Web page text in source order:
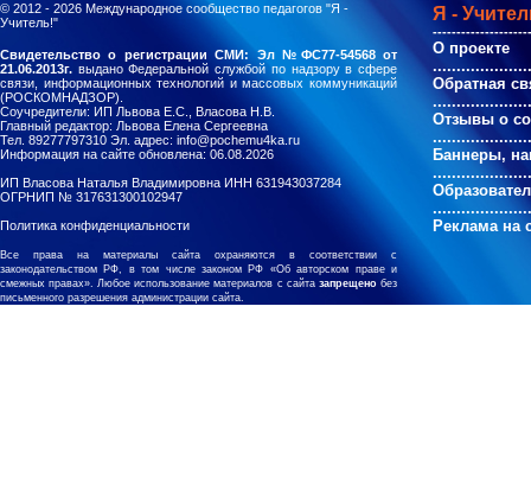
© 2012 - 2026 Международное сообщество педагогов "Я -
Учитель!"
Я -
О проекте
Обратная
Отзывы о
Баннеры,
Реклама на
Свидетельство о регистрации СМИ: Эл №ФС77-54568 от
21.06.2013г. выдано Федеральной службой по надзору в сфере
связи, информационных технологий и массовых коммуникаций
(РОСКОМНАДЗОР).
Соучредители: ИП Львова Е.С., Власова Н.В.
Главный редактор: Львова Елена Сергеевна
Тел. 89277797310 Эл. адрес: info@pochemu4ka.ru
Информация на сайте обновлена: 06.08.2026
ИП Власова Наталья Владимировна ИНН 631943037284
ОГРНИП № 317631300102947
Политика конфиденциальности
Все права на материалы сайта охраняются в соответствии с
законодательством РФ, в том числе законом РФ «Об авторском праве и
смежных правах». Любое использование материалов с сайта запрещенобез
письменного разрешения администрации сайта.